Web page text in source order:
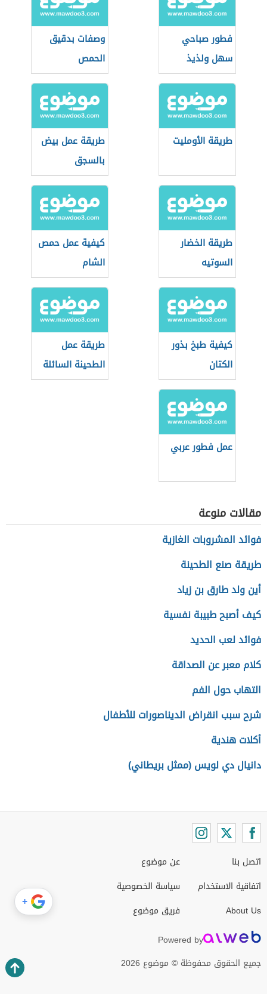
فطور صباحي
سهل ولذيذ
وصفات بدقيق
الحمص
طريقة الأومليت
طريقة عمل بيض
بالسجق
طريقة الخضار
السوتيه
كيفية عمل حمص
الشام
كيفية طبخ بذور
الكتان
طريقة عمل
الطحينة السائلة
للفلافل
عمل فطور عربي
مقالات منوعة
فوائد المشروبات الغازية
طريقة صنع الطحينة
أين ولد طارق بن زياد
كيف أصبح طبيبة نفسية
فوائد لعب الحديد
كلام معبر عن الصداقة
التهاب حول الفم
شرح سبب انقراض الديناصورات للأطفال
أكلات هندية
دانيال دي لويس (ممثل بريطاني)
اتصل بنا
اتفاقية الاستخدام
About Us
عن موضوع
سياسة الخصوصية
فريق موضوع
Powered by
جميع الحقوق محفوظة © موضوع 2026
+